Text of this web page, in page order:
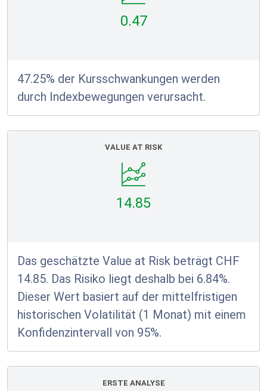
0.47
47.25% der Kursschwankungen werden
durch Indexbewegungen verursacht.
VALUE AT RISK
14.85
Das geschätzte Value at Risk beträgt CHF
14.85. Das Risiko liegt deshalb bei 6.84%.
Dieser Wert basiert auf der mittelfristigen
historischen Volatilität (1 Monat) mit einem
Konfidenzintervall von 95%.
ERSTE ANALYSE